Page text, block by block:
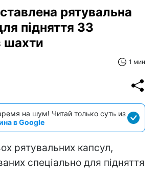
рятувальна
підняття 33
шахти
1 мин
на шум! Читай только суть из
в Google
рятувальних капсул,
спеціально для підняття